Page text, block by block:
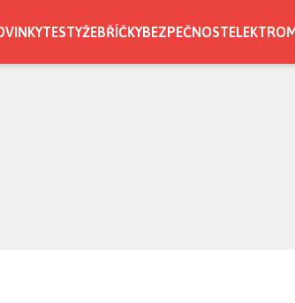
TESTYŽEBŘÍČKYBEZPEČNOST